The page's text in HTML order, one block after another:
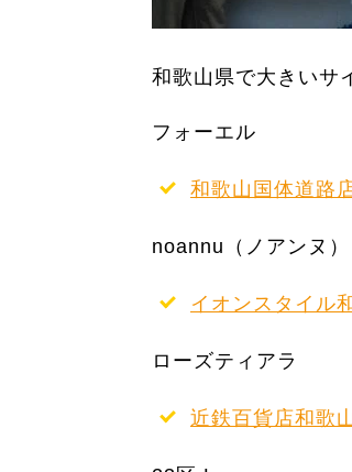
和歌山県で大きいサ
フォーエル
和歌山国体道路
noannu（ノアンヌ）
イオンスタイル
ローズティアラ
近鉄百貨店和歌